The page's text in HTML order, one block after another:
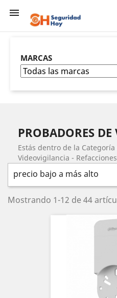

MARCAS
PROBADORES DE
Estás dentro de la
Videovigilancia - Refacciones
precio bajo a más alto
Mostrando 1-12 de 44